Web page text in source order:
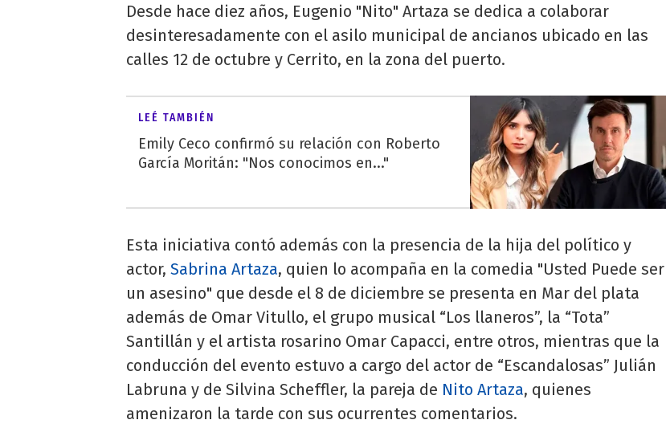
Desde hace diez años, Eugenio "Nito" Artaza se dedica a colaborar
desinteresadamente con el asilo municipal de ancianos ubicado en las
calles 12 de octubre y Cerrito, en la zona del puerto.
LEÉ TAMBIÉN
Emily Ceco confirmó su relación con Roberto
García Moritán: "Nos conocimos en..."
Esta iniciativa contó además con la presencia de la hija del político y
actor, Sabrina Artaza, quien lo acompaña en la comedia "Usted Puede ser
un asesino" que desde el 8 de diciembre se presenta en Mar del plata
además de Omar Vitullo, el grupo musical “Los llaneros”, la “Tota”
Santillán y el artista rosarino Omar Capacci, entre otros, mientras que la
conducción del evento estuvo a cargo del actor de “Escandalosas” Julián
Labruna y de Silvina Scheffler, la pareja de Nito Artaza, quienes
amenizaron la tarde con sus ocurrentes comentarios.